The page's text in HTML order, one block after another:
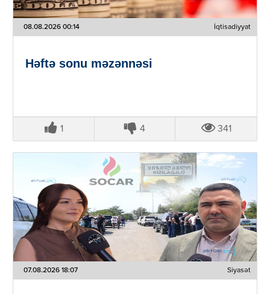
08.08.2026 00:14 İqtisadiyyat
Həftə sonu məzənnəsi
1 4 341
07.08.2026 18:07 Siyasət